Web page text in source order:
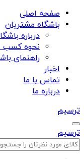
صفحه اصلی
باشگاه مشتریان
درباره
نحوه کسب
راهنمای
اخبار
تماس با ما
درباره ما
ترسیم
ترسیم